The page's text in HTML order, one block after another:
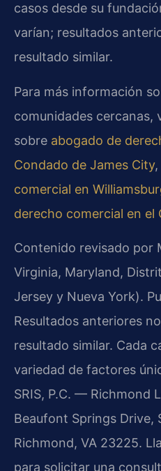
casos desde su
varían; resultados
resultado similar.
Para más información
comunidades cercanas,
sobre abogado de
Condado de James City,
comercial en
derecho comercial en el
Contenido revisado por
Virginia, Maryland,
Jersey y Nueva York).
Resultados anteriores
resultado similar. Cada
variedad de factores
SRIS, P.C. — Richmond
Beaufont Springs Drive,
Richmond, VA 23225.
para solicitar una